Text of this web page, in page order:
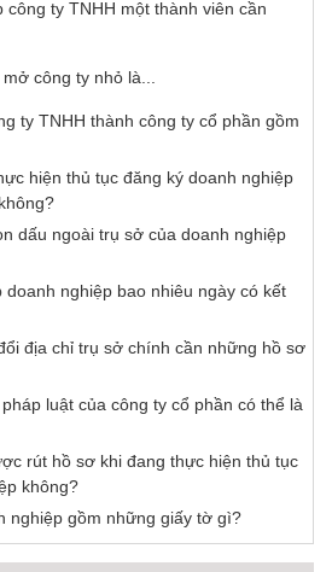
công ty nhỏ là...
ty TNHH thành công ty cổ phần gồm
hiện thủ tục đăng ký doanh nghiệp
dấu ngoài trụ sở của doanh nghiệp
doanh nghiệp bao nhiêu ngày có kết
địa chỉ trụ sở chính cần những hồ sơ
luật của công ty cổ phần có thể là
rút hồ sơ khi đang thực hiện thủ tục
không?
nghiệp gồm những giấy tờ gì?